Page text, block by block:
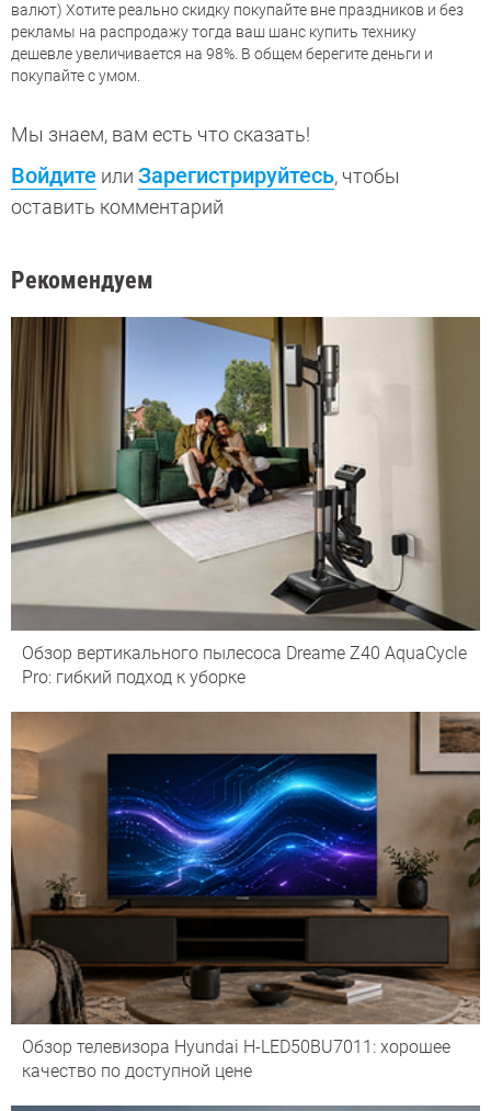
валют) Хотите реально скидку покупайте вне праздников и без
рекламы на распродажу тогда ваш шанс купить технику
дешевле увеличивается на 98%. В общем берегите деньги и
покупайте с умом.
Мы знаем, вам есть что сказать!
Войдите или Зарегистрируйтесь, чтобы
оставить комментарий
Рекомендуем
Обзор вертикального пылесоса Dreame Z40 AquaCycle
Pro: гибкий подход к уборке
Обзор телевизора Hyundai H-LED50BU7011: хорошее
качество по доступной цене